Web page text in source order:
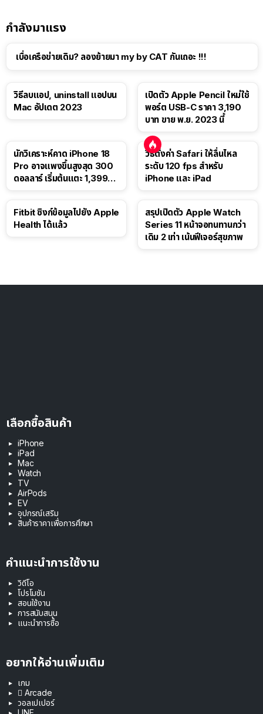
กำลังมาแรง
เบื่อเครือข่ายเดิม? ลองย้ายมา my by CAT กันเถอะ !!!
วิธีลบแอป, uninstall แอปบน
Mac อัปเดต 2023
เปิดตัว Apple Pencil ใหม่ใช้
พอร์ต USB-C ราคา 3,190
บาท ขาย พ.ย. 2023 นี้
นักวิเคราะห์คาด iPhone 18
Pro อาจแพงขึ้นสูงสุด 300
ดอลลาร์ เริ่มต้นแตะ 1,399
วิธีตั้งค่า Safari ให้ลื่นไหล
ระดับ 120 fps สำหรับ
iPhone และ iPad
Fitbit ซิงก์ข้อมูลไปยัง Apple
Health ได้แล้ว
สรุปเปิดตัว Apple Watch
Series 11 หน้าจอทนทานกว่า
เดิม 2 เท่า เน้นฟีเจอร์สุขภาพ
เลือกซื้อสินค้า
iPhone
iPad
Mac
Watch
TV
AirPods
EV
อุปกรณ์เสริม
สินค้าราคาเพื่อการศึกษา
คำแนะนำการใช้งาน
วิดีโอ
โปรโมชัน
สอนใช้งาน
การสนับสนุน
แนะนำการซื้อ
อยากให้อ่านเพิ่มเติม
เกม
 Arcade
วอลเปเปอร์